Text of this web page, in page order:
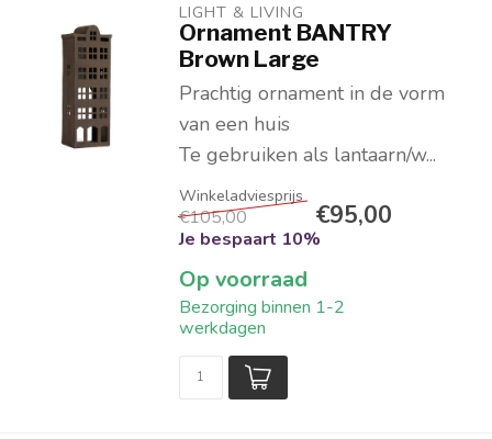
LIGHT & LIVING
Ornament BANTRY
Brown Large
Prachtig ornament in de vorm
van een huis
Te gebruiken als lantaarn/w...
€105,00 €95,00
Je bespaart 10%
Op voorraad
Bezorging binnen 1-2
werkdagen